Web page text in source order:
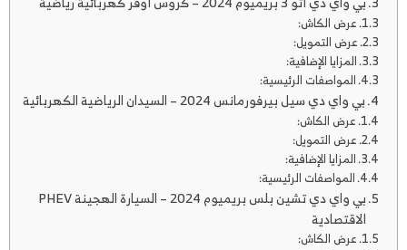
عرض الكاش:
عرض التمويل:
المزايا الإضافية:
المواصفات الرئيسية:
بي واي دي سيل بيرفورمانس 2024 – السيدان الرياضية الكهربائية
عرض الكاش:
عرض التمويل:
المزايا الإضافية:
المواصفات الرئيسية:
بي واي دي تشين بلس بريميوم 2024 – السيارة الهجينة PHEV
الاقتصادية
عرض الكاش: